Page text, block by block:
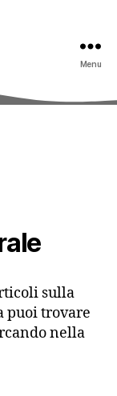
Menu
sulla
puoi trovare
nella